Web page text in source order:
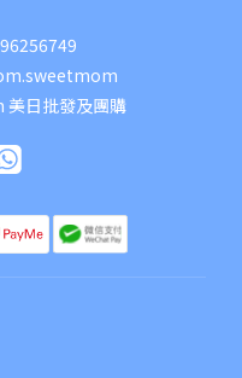
日批發及團購